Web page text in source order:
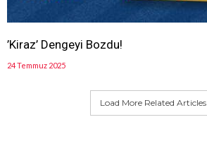
’Kiraz’ Dengeyi Bozdu!
24 Temmuz 2025
Load More Related Articles